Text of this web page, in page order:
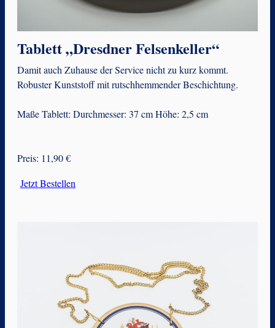
Tablett „Dresdner Felsenkeller“
Damit auch Zuhause der Service nicht zu kurz kommt.
Robuster Kunststoff mit rutschhemmender Beschichtung.
Maße Tablett: Durchmesser: 37 cm Höhe: 2,5 cm
Preis: 11,90 €
Jetzt Bestellen